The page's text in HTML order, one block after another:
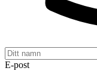
E-post